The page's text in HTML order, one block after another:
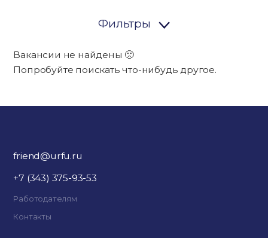
Фильтры
Вакансии не найдены 🙁
Попробуйте поискать что-нибудь другое.
friend@urfu.ru
+7 (343) 375-93-53
Работодателям
Контакты